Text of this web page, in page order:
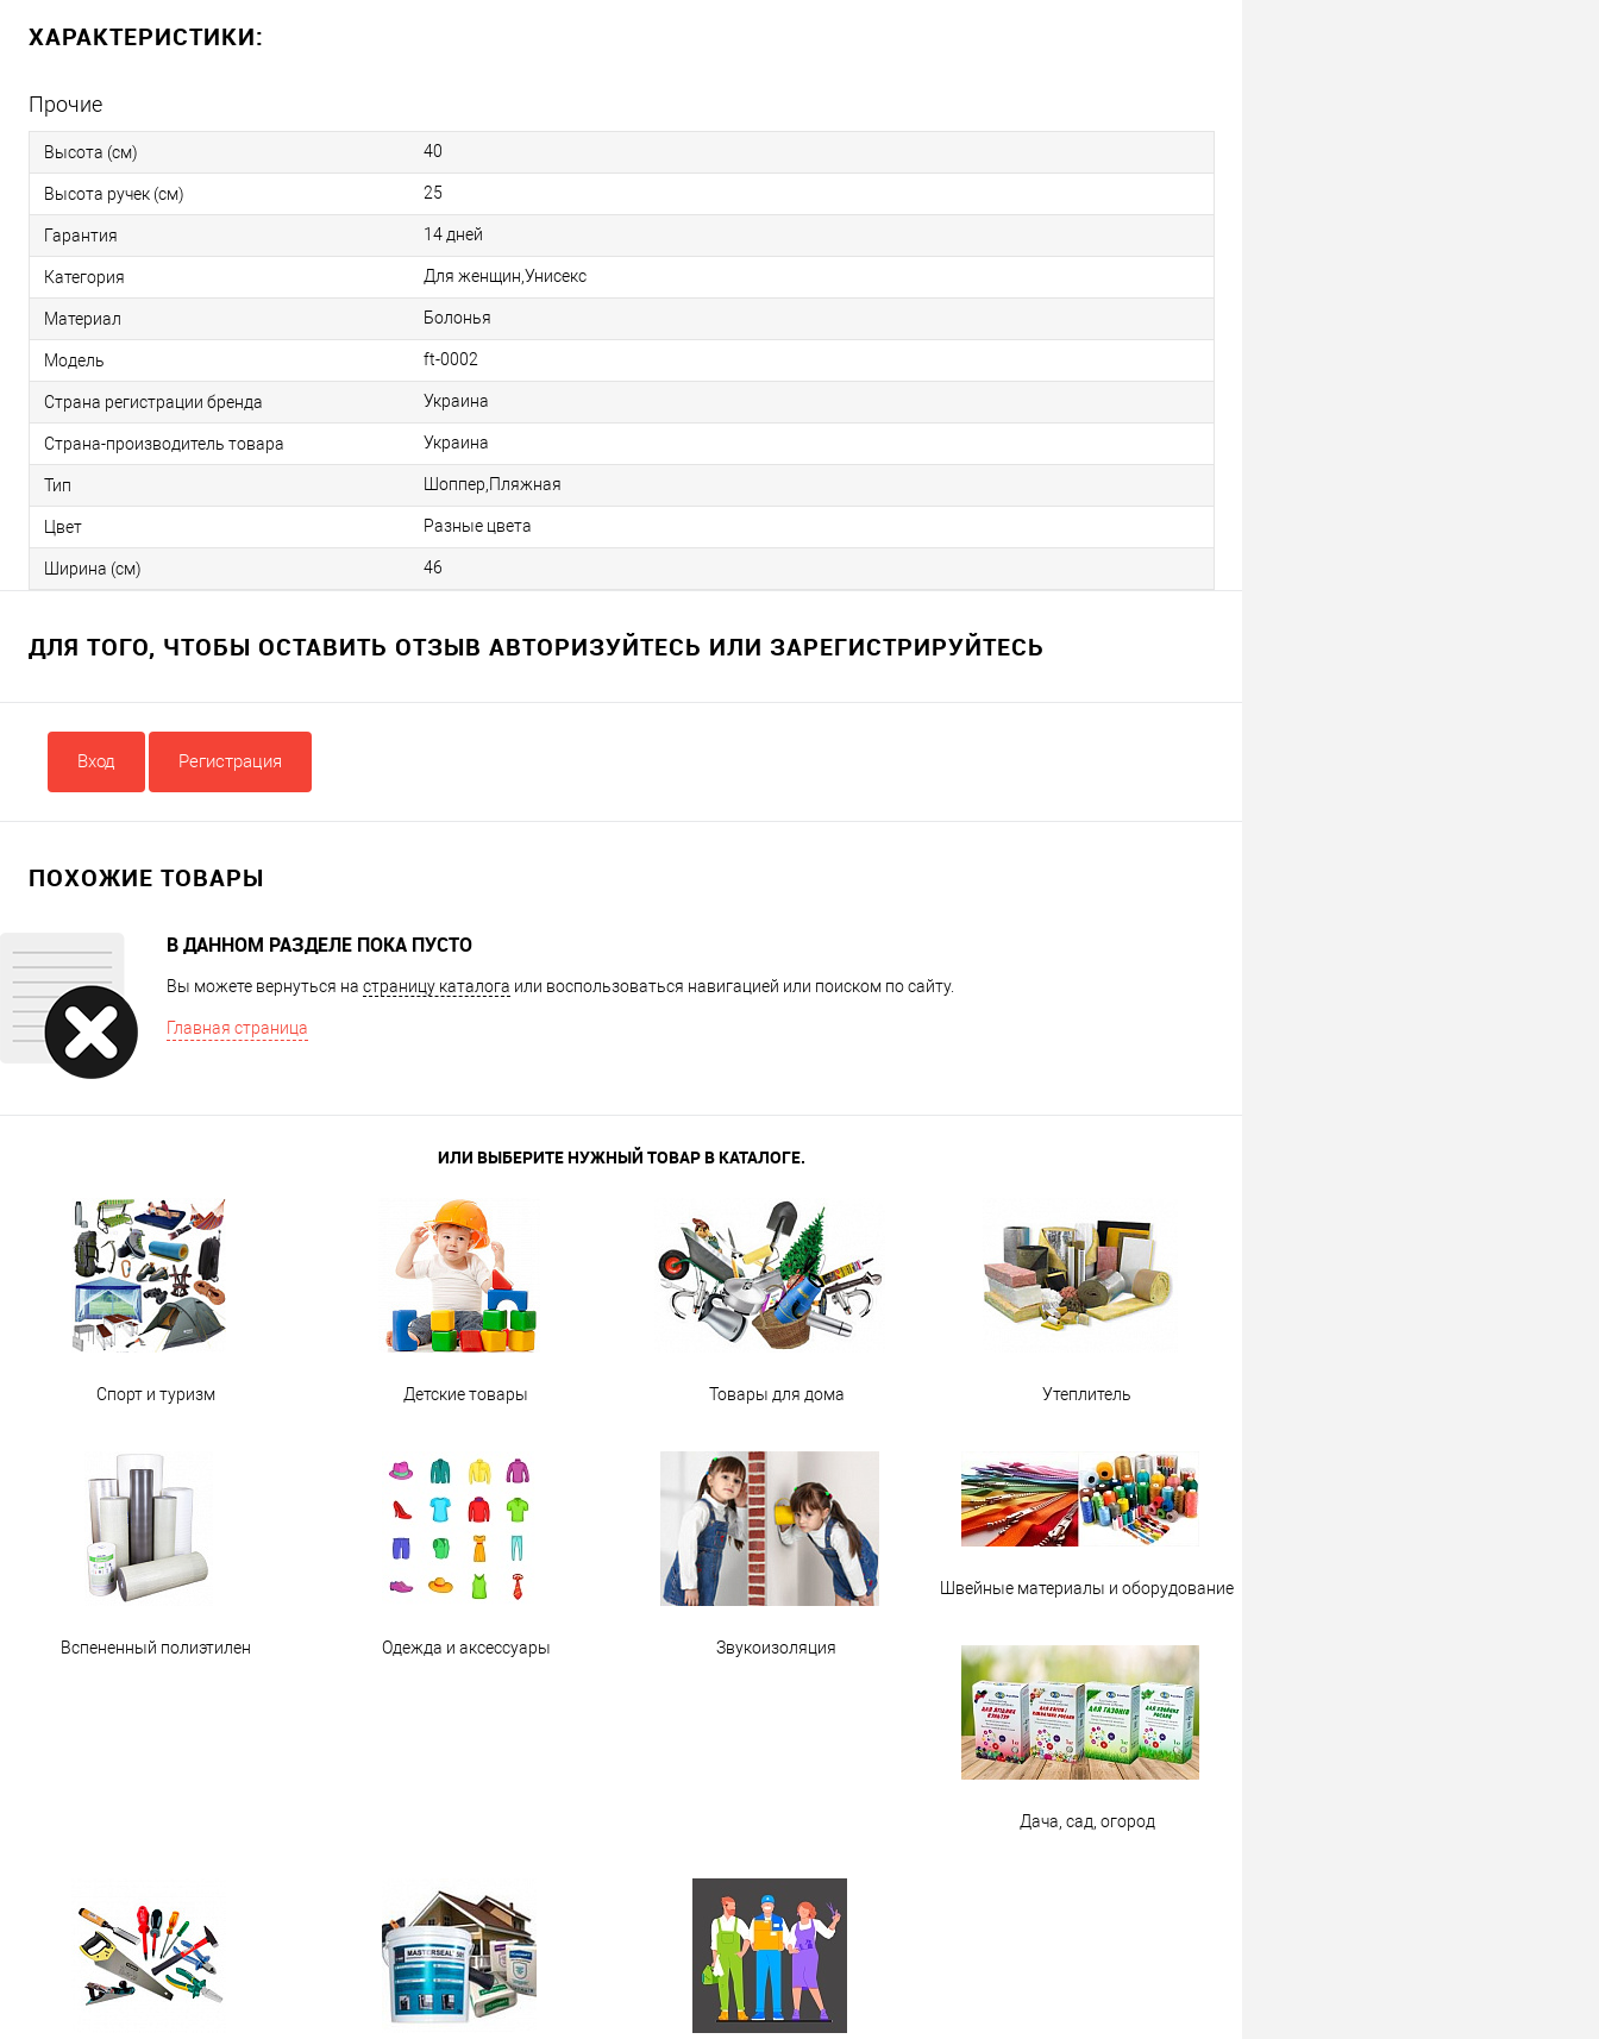
ХАРАКТЕРИСТИКИ:
Прочие
Высота (см) 40
Высота ручек (см) 25
Гарантия 14 дней
Категория Для женщин,Унисекс
Материал Болонья
Модель ft-0002
Страна регистрации бренда Украина
Страна-производитель товара Украина
Тип Шоппер,Пляжная
Цвет Разные цвета
Ширина (см) 46
ДЛЯ ТОГО, ЧТОБЫ ОСТАВИТЬ ОТЗЫВ АВТОРИЗУЙТЕСЬ ИЛИ ЗАРЕГИСТРИРУЙТЕСЬ
Вход Регистрация
ПОХОЖИЕ ТОВАРЫ
В ДАННОМ РАЗДЕЛЕ ПОКА ПУСТО
Вы можете вернуться на страницу каталога или воспользоваться навигацией или поиском по сайту.
Главная страница
ИЛИ ВЫБЕРИТЕ НУЖНЫЙ ТОВАР В КАТАЛОГЕ.
Спорт и туризм Детские товары Товары для дома Утеплитель
Вспененный полиэтилен Одежда и аксессуары Звукоизоляция
Швейные материалы и оборудование
Дача, сад, огород